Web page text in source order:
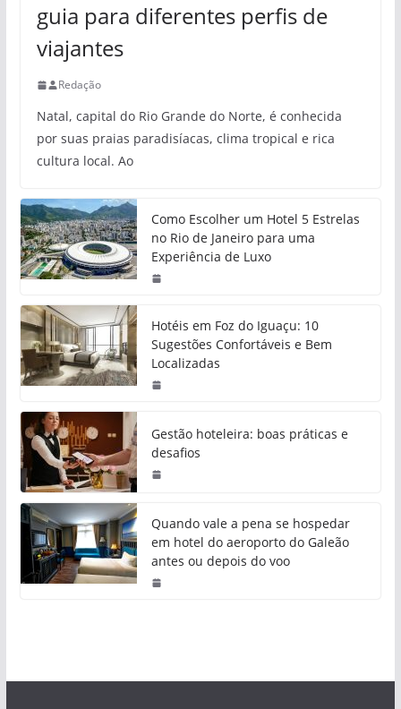
guia para diferentes perfis de
viajantes
Redação
Natal, capital do Rio Grande do Norte, é conhecida
por suas praias paradisíacas, clima tropical e rica
cultura local. Ao
Como Escolher um Hotel 5 Estrelas
no Rio de Janeiro para uma
Experiência de Luxo
Hotéis em Foz do Iguaçu: 10
Sugestões Confortáveis e Bem
Localizadas
Gestão hoteleira: boas práticas e
desafios
Quando vale a pena se hospedar
em hotel do aeroporto do Galeão
antes ou depois do voo